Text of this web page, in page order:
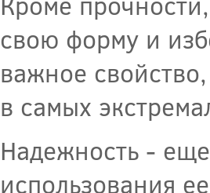
свою форму и
важное
в самых
Надежность -
использования